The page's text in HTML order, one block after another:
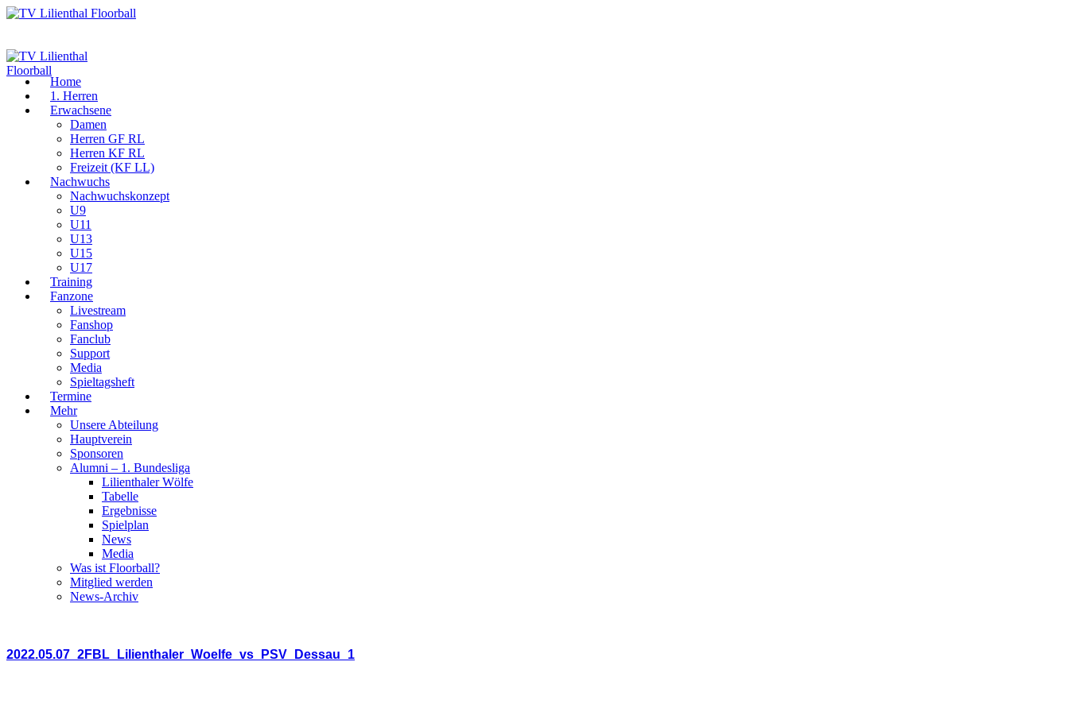
Home
1. Herren
Erwachsene
Damen
Herren GF RL
Herren KF RL
Freizeit (KF LL)
Nachwuchs
Nachwuchskonzept
U9
U11
U13
U15
U17
Training
Fanzone
Livestream
Fanshop
Fanclub
Support
Media
Spieltagsheft
Termine
Mehr
Unsere Abteilung
Hauptverein
Sponsoren
Alumni – 1. Bundesliga
Lilienthaler Wölfe
Tabelle
Ergebnisse
Spielplan
News
Media
Was ist Floorball?
Mitglied werden
News-Archiv
2022.05.07_2FBL_Lilienthaler_Woelfe_vs_PSV_Dessau_1